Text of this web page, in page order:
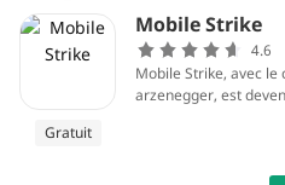
litaire, sors ton
Gratuit
Mobile Strike
4.6
Mobile Strike, avec le
arzenegger, est